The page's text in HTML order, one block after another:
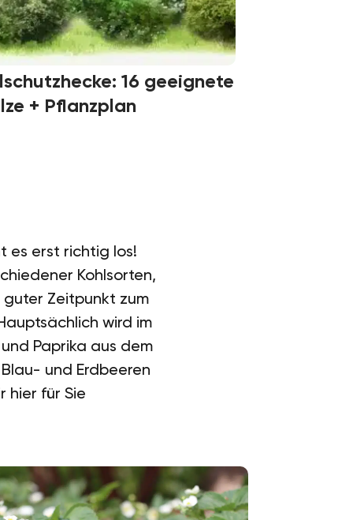
16 geeignete
+ Pflanzplan
es erst richtig los!
Kohlsorten,
guter Zeitpunkt zum
wird im
Paprika aus dem
und Erdbeeren
hier für Sie